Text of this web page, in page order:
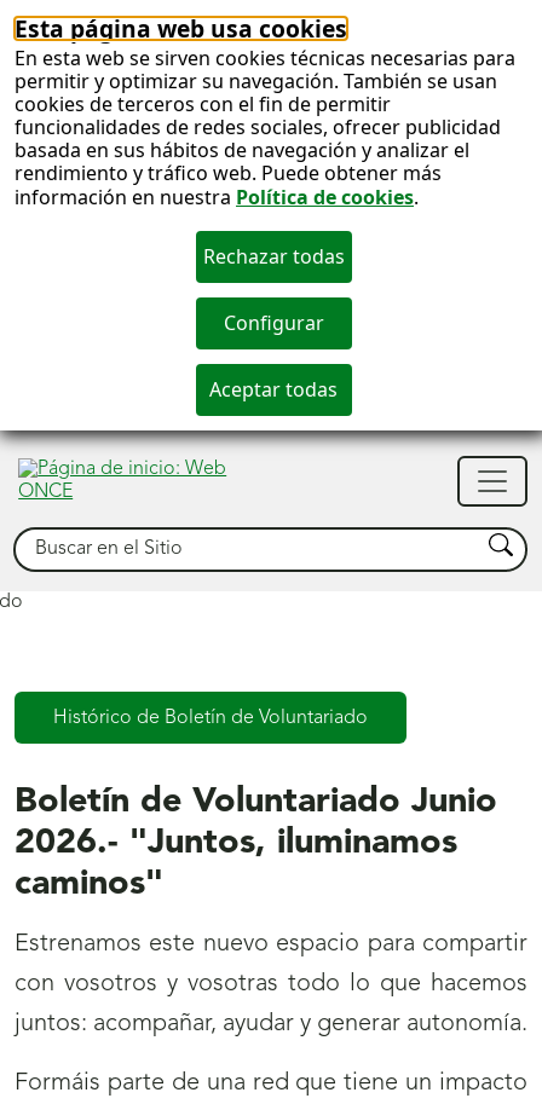
Esta página web usa cookies
En esta web se sirven cookies técnicas necesarias para
permitir y optimizar su navegación. También se usan
cookies de terceros con el fin de permitir
funcionalidades de redes sociales, ofrecer publicidad
basada en sus hábitos de navegación y analizar el
rendimiento y tráfico web. Puede obtener más
información en nuestra Política de cookies.
Buscar Buscar
Boletín
de
Voluntariado
Histórico de Boletín de Voluntariado
Boletín de Voluntariado Junio
2026.- "Juntos, iluminamos
caminos"
Estrenamos este nuevo espacio para compartir
con vosotros y vosotras todo lo que hacemos
juntos: acompañar, ayudar y generar autonomía.
Formáis parte de una red que tiene un impacto